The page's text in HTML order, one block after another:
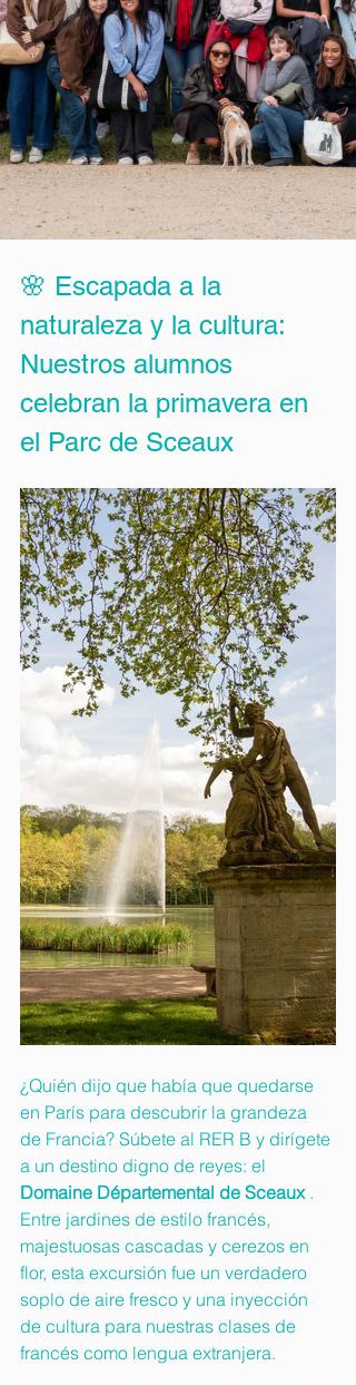
🌸 Escapada a la
naturaleza y la cultura:
Nuestros alumnos
celebran la primavera en
el Parc de Sceaux
¿Quién dijo que había que quedarse
en París para descubrir la grandeza
de Francia? Súbete al RER B y dirígete
a un destino digno de reyes: el
Domaine Départemental de Sceaux .
Entre jardines de estilo francés,
majestuosas cascadas y cerezos en
flor, esta excursión fue un verdadero
soplo de aire fresco y una inyección
de cultura para nuestras clases de
francés como lengua extranjera.